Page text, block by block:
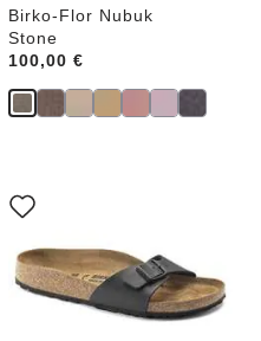
Birko-Flor Nubuk
Stone
Price:
100,00 €
Anklicken
der
Farben
werden
die
Produktbilder